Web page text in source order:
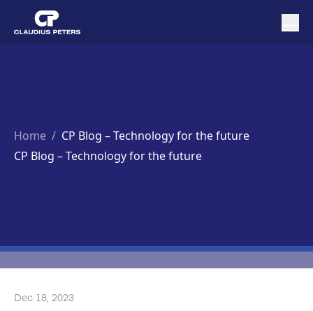
Home / CP Blog – Technology for the future
CP Blog – Technology for the future
Dec 18, 2023